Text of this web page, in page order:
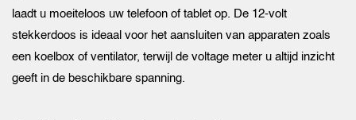
laadt u moeiteloos uw telefoon of tablet op. De 12-volt
stekkerdoos is ideaal voor het aansluiten van apparaten zoals
een koelbox of ventilator, terwijl de voltage meter u altijd inzicht
geeft in de beschikbare spanning.